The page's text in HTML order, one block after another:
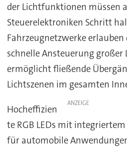
der Lichtfunktionen müssen
Steuerelektroniken Schritt
Fahrzeugnetzwerke
schnelle Ansteuerung großer
ermöglicht fließende
Lichtszenen im gesamten
ANZEIGE
Hocheffizien
te RGB LEDs mit integriertem
für automobile